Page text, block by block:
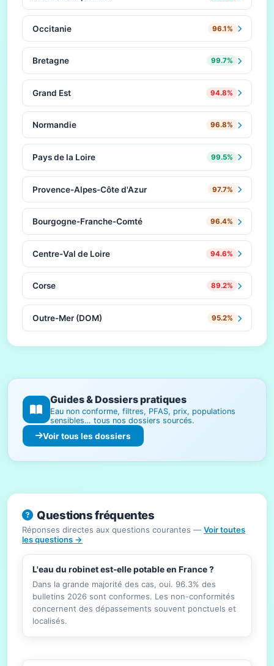
Occitanie 96.1%
Bretagne 99.7%
Grand Est 94.8%
Normandie 96.8%
Pays de la Loire 99.5%
Provence-Alpes-Côte d'Azur 97.7%
Bourgogne-Franche-Comté 96.4%
Centre-Val de Loire 94.6%
Corse 89.2%
Outre-Mer (DOM) 95.2%
Guides & Dossiers pratiques
Eau non conforme, filtres, PFAS, prix, populations
sensibles… tous nos dossiers sourcés.
Voir tous les dossiers
Questions fréquentes
Réponses directes aux questions courantes — Voir toutes
les questions →
L'eau du robinet est-elle potable en France ?
Dans la grande majorité des cas, oui. 96.3% des
bulletins 2026 sont conformes. Les non-conformités
concernent des dépassements souvent ponctuels et
localisés.